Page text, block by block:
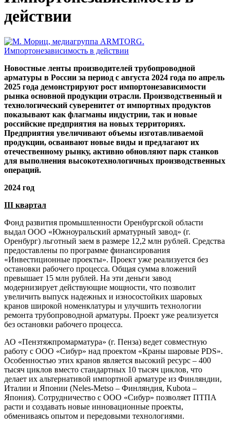
действии
Новостные ленты производителей трубопроводной
арматуры в России за период с августа 2024 года по апрель
2025 года демонстрируют рост импортонезависимости
рынка основной продукции отрасли. Производственный и
технологический суверенитет от импортных продуктов
показывают как флагманы индустрии, так и новые
российские предприятия на новых территориях.
Предприятия увеличивают объемы изготавливаемой
продукции, осваивают новые виды и предлагают их
отечественному рынку, активно обновляют парк станков
для выполнения высокотехнологичных производственных
операций.
2024 год
III квартал
Фонд развития промышленности Оренбургской области
выдал ООО «Южноуральский арматурный завод» (г.
Оренбург) льготный заем в размере 12,2 млн рублей. Средства
предоставлены по программе финансирования
«Инвестиционные проекты». Проект уже реализуется без
остановки рабочего процесса. Общая сумма вложений
превышает 15 млн рублей. На эти деньги завод
модернизирует действующие мощности, что позволит
увеличить выпуск надежных и износостойких шаровых
кранов широкой номенклатуры и улучшить технологии
ремонта трубопроводной арматуры. Проект уже реализуется
без остановки рабочего процесса.
АО «Пензтяжпромарматура» (г. Пенза) ведет совместную
работу с ООО «Сибур» над проектом «Краны шаровые PDS».
Особенностью этих кранов является высокий ресурс – 400
тысяч циклов вместо стандартных 10 тысяч циклов, что
делает их альтернативой импортной арматуре из Финляндии,
Италии и Японии (Neles-Metso – Финляндия, Kubota –
Япония). Сотрудничество с ООО «Сибур» позволяет ПТПА
расти и создавать новые инновационные проекты,
обмениваясь опытом и передовыми технологиями.